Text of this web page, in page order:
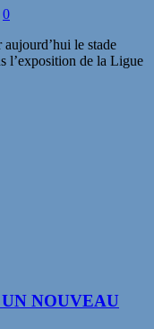
0
le stade
l’exposition de la Ligue
NOUVEAU